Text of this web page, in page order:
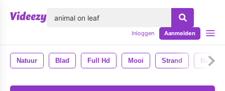
Inloggen Aanmelden
Natuur Blad Full Hd Mooi Strand